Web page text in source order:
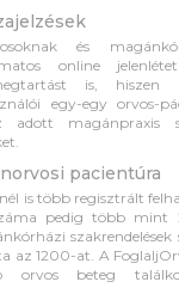
és
online
is, hiszen
egy-egy orvos-
adott magánpraxis
pacientúra
is több regisztrált
pedig több mint
az 1200-at. A
orvos beteg